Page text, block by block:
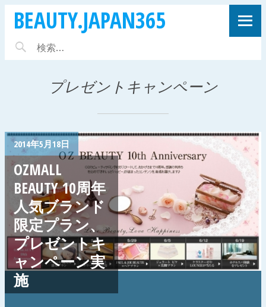
BEAUTY.JAPAN365
プレゼントキャンペーン
2014年5月18日
OZMALL
BEAUTY 10周年
人気ブランド
限定プラン、
プレゼントキ
ャンペーン実
施